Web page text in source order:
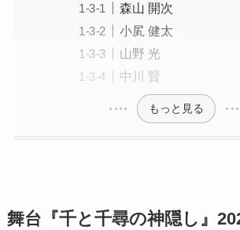
森山 開次
小㞍 健太
山野 光
中川 賢
もっと見る
舞台『千と千尋の神隠し』